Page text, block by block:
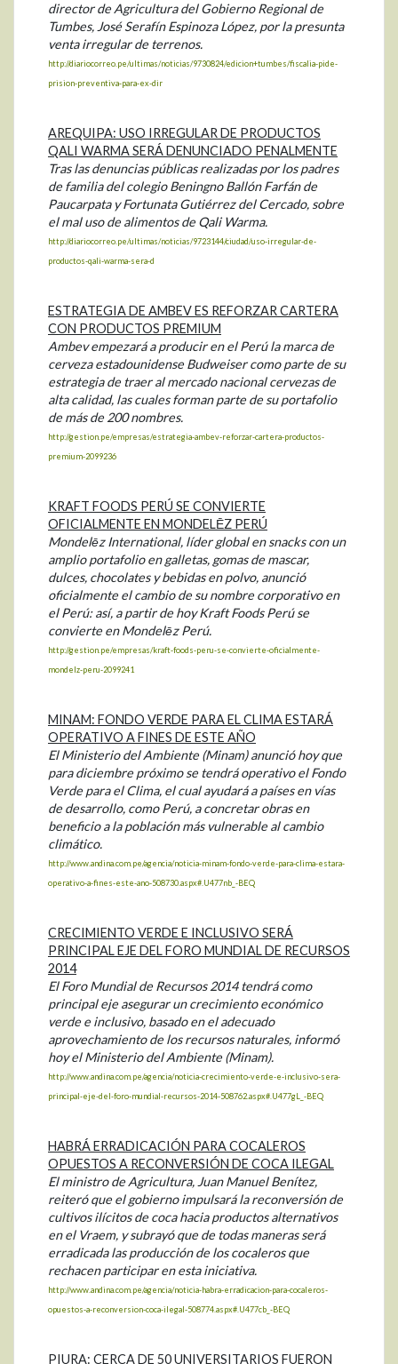
director de Agricultura del Gobierno Regional de
Tumbes, José Serafín Espinoza López, por la presunta
venta irregular de terrenos.
http://diariocorreo.pe/ultimas/noticias/9730824/edicion+tumbes/fiscalia-pide-
prision-preventiva-para-ex-dir
AREQUIPA: USO IRREGULAR DE PRODUCTOS
QALI WARMA SERÁ DENUNCIADO PENALMENTE
Tras las denuncias públicas realizadas por los padres
de familia del colegio Beningno Ballón Farfán de
Paucarpata y Fortunata Gutiérrez del Cercado, sobre
el mal uso de alimentos de Qali Warma.
http://diariocorreo.pe/ultimas/noticias/9723144/ciudad/uso-irregular-de-
productos-qali-warma-sera-d
ESTRATEGIA DE AMBEV ES REFORZAR CARTERA
CON PRODUCTOS PREMIUM
Ambev empezará a producir en el Perú la marca de
cerveza estadounidense Budweiser como parte de su
estrategia de traer al mercado nacional cervezas de
alta calidad, las cuales forman parte de su portafolio
de más de 200 nombres.
http://gestion.pe/empresas/estrategia-ambev-reforzar-cartera-productos-
premium-2099236
KRAFT FOODS PERÚ SE CONVIERTE
OFICIALMENTE EN MONDELĒZ PERÚ
Mondelēz International, líder global en snacks con un
amplio portafolio en galletas, gomas de mascar,
dulces, chocolates y bebidas en polvo, anunció
oficialmente el cambio de su nombre corporativo en
el Perú: así, a partir de hoy Kraft Foods Perú se
convierte en Mondelēz Perú.
http://gestion.pe/empresas/kraft-foods-peru-se-convierte-oficialmente-
mondelz-peru-2099241
MINAM: FONDO VERDE PARA EL CLIMA ESTARÁ
OPERATIVO A FINES DE ESTE AÑO
El Ministerio del Ambiente (Minam) anunció hoy que
para diciembre próximo se tendrá operativo el Fondo
Verde para el Clima, el cual ayudará a países en vías
de desarrollo, como Perú, a concretar obras en
beneficio a la población más vulnerable al cambio
climático.
http://www.andina.com.pe/agencia/noticia-minam-fondo-verde-para-clima-estara-
operativo-a-fines-este-ano-508730.aspx#.U477nb_-BEQ
CRECIMIENTO VERDE E INCLUSIVO SERÁ
PRINCIPAL EJE DEL FORO MUNDIAL DE RECURSOS
2014
El Foro Mundial de Recursos 2014 tendrá como
principal eje asegurar un crecimiento económico
verde e inclusivo, basado en el adecuado
aprovechamiento de los recursos naturales, informó
hoy el Ministerio del Ambiente (Minam).
http://www.andina.com.pe/agencia/noticia-crecimiento-verde-e-inclusivo-sera-
principal-eje-del-foro-mundial-recursos-2014-508762.aspx#.U477gL_-BEQ
HABRÁ ERRADICACIÓN PARA COCALEROS
OPUESTOS A RECONVERSIÓN DE COCA ILEGAL
El ministro de Agricultura, Juan Manuel Benítez,
reiteró que el gobierno impulsará la reconversión de
cultivos ilícitos de coca hacia productos alternativos
en el Vraem, y subrayó que de todas maneras será
erradicada las producción de los cocaleros que
rechacen participar en esta iniciativa.
http://www.andina.com.pe/agencia/noticia-habra-erradicacion-para-cocaleros-
opuestos-a-reconversion-coca-ilegal-508774.aspx#.U477cb_-BEQ
PIURA: CERCA DE 50 UNIVERSITARIOS FUERON